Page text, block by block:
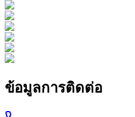
ข้อมูลการติดต่อ